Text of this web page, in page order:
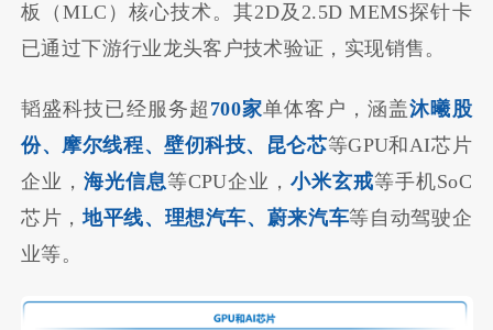
板（MLC）核心技术。其2D及2.5D MEMS探针卡
已通过下游行业龙头客户技术验证，实现销售。
韬盛科技已经服务超 700家单体客户，涵盖沐曦股
份、摩尔线程、壁仞科技、昆仑芯等GPU和AI芯片
企业， 海光信息等CPU企业，小米玄戒等手机SoC
芯片，地平线、理想汽车、蔚来汽车等自动驾驶企
业等。